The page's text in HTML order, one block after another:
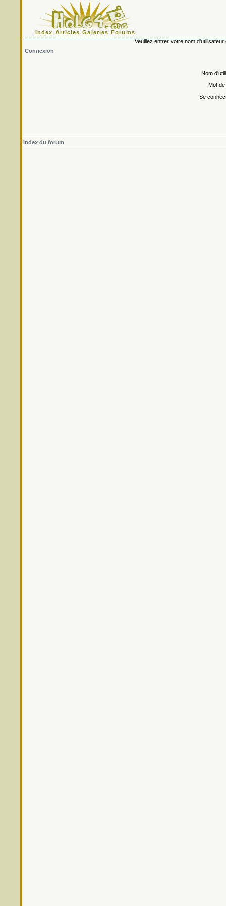
Index Articles Galeries Forums
Veuillez entrer votre nom
Connexion
Nom
Mot
Se
Index du forum